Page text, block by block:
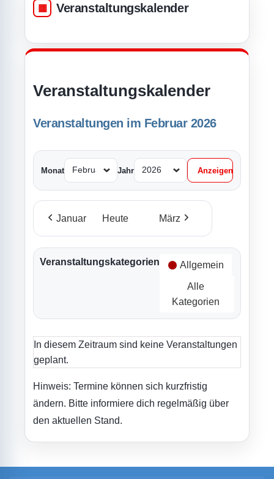
Veranstaltungskalender
Veranstaltungskalender
Veranstaltungen im Februar 2026
Monat Jahr
Januar Heute März
Veranstaltungskategorien Allgemein
Alle
Kategorien
In diesem Zeitraum sind keine Veranstaltungen
geplant.
Hinweis: Termine können sich kurzfristig
ändern. Bitte informiere dich regelmäßig über
den aktuellen Stand.